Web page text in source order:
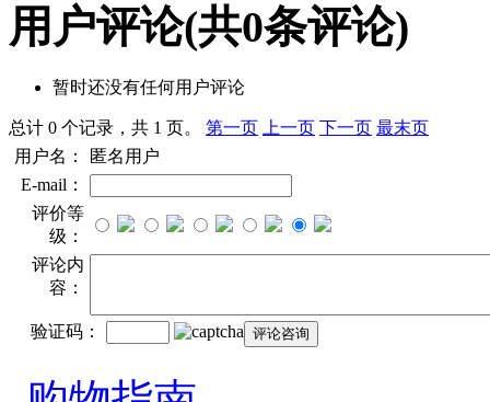
用户评论(共0条评论)
暂时还没有任何用户评论
总计 0 个记录，共 1 页。 第一页 上一页 下一页 最末页
用户名：
匿名用户
E-mail：
评价等
级：
评论内
容：
验证码：